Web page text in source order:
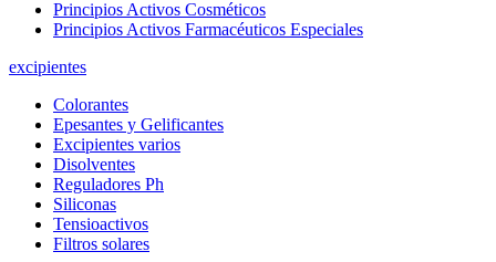
Principios Activos Cosméticos
Principios Activos Farmacéuticos Especiales
excipientes
Colorantes
Epesantes y Gelificantes
Excipientes varios
Disolventes
Reguladores Ph
Siliconas
Tensioactivos
Filtros solares